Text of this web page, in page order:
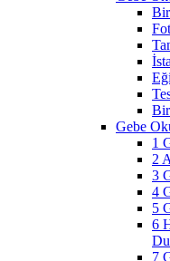
Gebe
1
2
3
4
5
6
7